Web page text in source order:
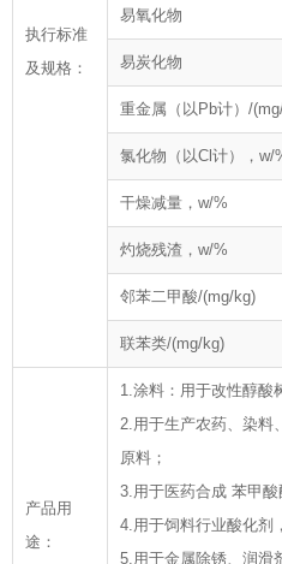
执行标准
及规格：
易氧化物
易炭化物
重金属（以Pb计）/
氯化物（以Cl计），w/
干燥减量，w/%
灼烧残渣，w/%
邻苯二甲酸/(mg/kg)
联苯类/(mg/kg)
产品用
途：
1.涂料：用于改性醇酸
2.用于生产农药、染料
原料；
3.用于医药合成 苯甲酸
4.用于饲料行业酸化剂
5.用于金属除锈、润滑